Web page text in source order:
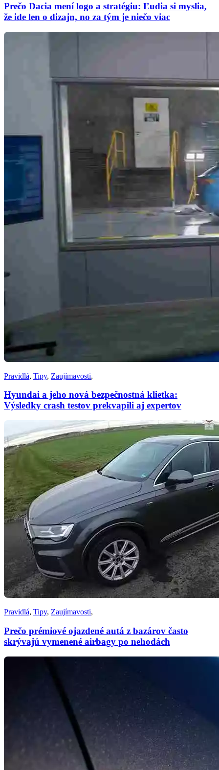
Prečo Dacia mení logo a stratégiu: Ľudia si myslia,
že ide len o dizajn, no za tým je niečo viac
Pravidlá, Tipy, Zaujímavosti,
Hyundai a jeho nová bezpečnostná klietka:
Výsledky crash testov prekvapili aj expertov
Pravidlá, Tipy, Zaujímavosti,
Prečo prémiové ojazdené autá z bazárov často
skrývajú vymenené airbagy po nehodách